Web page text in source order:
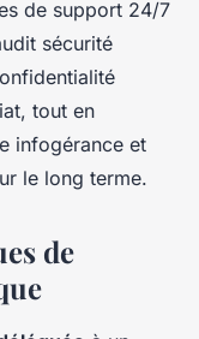
de support 24/7
sécurité
tout en
infogérance et
le long terme.
de